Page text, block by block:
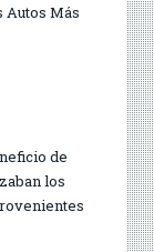
Autos Más
de
los